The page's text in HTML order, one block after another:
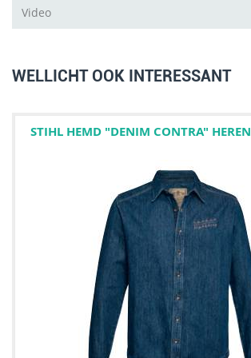
Video
WELLICHT OOK INTERESSANT
STIHL HEMD "DENIM CONTRA" HEREN